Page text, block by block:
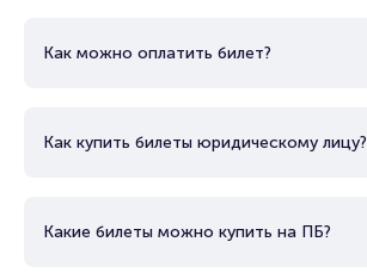
Как можно оплатить билет?
Как купить билеты юридическому лицу?
Какие билеты можно купить на ПБ?